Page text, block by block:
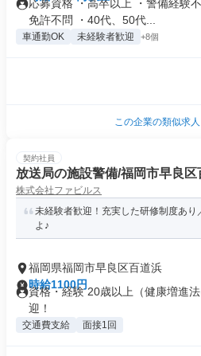
応募資格 ・高卒以上 ・警備経験
免許不問 ・40代、50代...
車通勤OK 未経験者歓迎 +8個
この企業の類似求
契約社員
放送局の施設警備/福岡市早良区
株式会社ファビルス
未経験者歓迎！充実した研修制度あ
よ♪
福岡県福岡市早良区百道浜
時給1100円
資格・経験 20歳以上（健康増進
迎！
交通費支給 面接1回